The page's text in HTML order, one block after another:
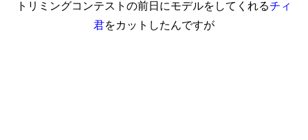
トリミングコンテストの前日にモデルをしてくれるチィ
君をカットしたんですが